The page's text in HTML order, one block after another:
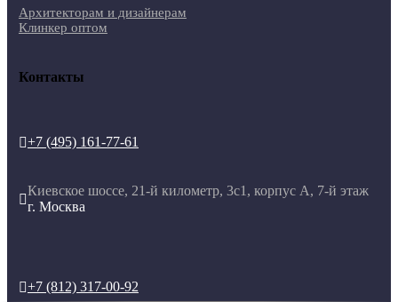
Архитекторам и дизайнерам
Клинкер оптом
Контакты
+7 (495) 161-77-61

Киевское шоссе, 21-й километр, 3с1, корпус А, 7-й этаж
г. Москва
+7 (812) 317-00-92